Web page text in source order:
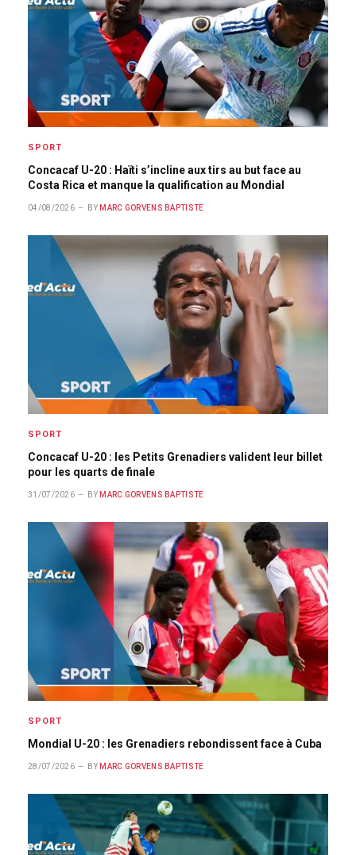
SPORT
Concacaf U-20 : Haïti s’incline aux tirs au but face au
Costa Rica et manque la qualification au Mondial
04/08/2026 BY MARC GORVENS BAPTISTE
SPORT
Concacaf U-20 : les Petits Grenadiers valident leur billet
pour les quarts de finale
31/07/2026 BY MARC GORVENS BAPTISTE
SPORT
Mondial U-20 : les Grenadiers rebondissent face à Cuba
28/07/2026 BY MARC GORVENS BAPTISTE